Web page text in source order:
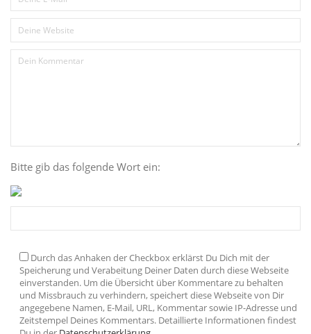
Bitte gib das folgende Wort ein:
Durch das Anhaken der Checkbox erklärst Du Dich mit der
Speicherung und Verabeitung Deiner Daten durch diese Webseite
einverstanden. Um die Übersicht über Kommentare zu behalten
und Missbrauch zu verhindern, speichert diese Webseite von Dir
angegebene Namen, E-Mail, URL, Kommentar sowie IP-Adresse und
Zeitstempel Deines Kommentars. Detaillierte Informationen findest